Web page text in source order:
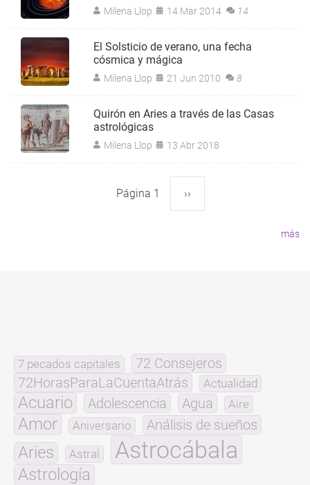
Milena Llop 14 Mar 2014 14
El Solsticio de verano, una fecha
cósmica y mágica
Milena Llop 21 Jun 2010 8
Quirón en Aries a través de las Casas
astrológicas
Milena Llop 13 Abr 2018
Página 1 Siguiente
››
más
7 pecados capitales
72 Consejeros
72HorasParaLaCuentaAtrás
Actualidad
Acuario Adolescencia Agua Aire
Amor Aniversario Análisis de sueños
Aries Astral Astrocábala
Astrología